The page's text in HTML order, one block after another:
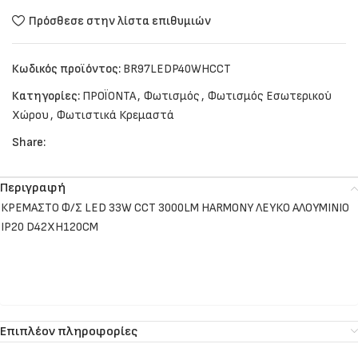
Πρόσθεσε στην λίστα επιθυμιών
Κωδικός προϊόντος: BR97LEDP40WHCCT
Κατηγορίες: ΠΡΟΪΟΝΤΑ, Φωτισμός, Φωτισμός Εσωτερικού
Χώρου, Φωτιστικά Κρεμαστά
Share:
Περιγραφή
ΚΡΕΜΑΣΤΟ Φ/Σ LED 33W CCT 3000LM HARMONY ΛΕΥΚΟ ΑΛΟΥΜΙΝΙΟ
IP20 D42XH120CM
Επιπλέον πληροφορίες